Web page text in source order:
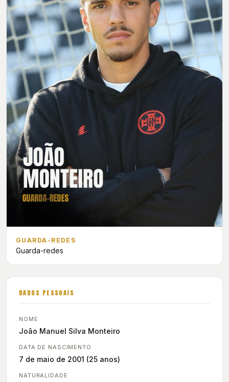
GUARDA-REDES
Guarda-redes
DADOS PESSOAIS
NOME
João Manuel Silva Monteiro
DATA DE NASCIMENTO
7 de maio de 2001 (25 anos)
NATURALIDADE